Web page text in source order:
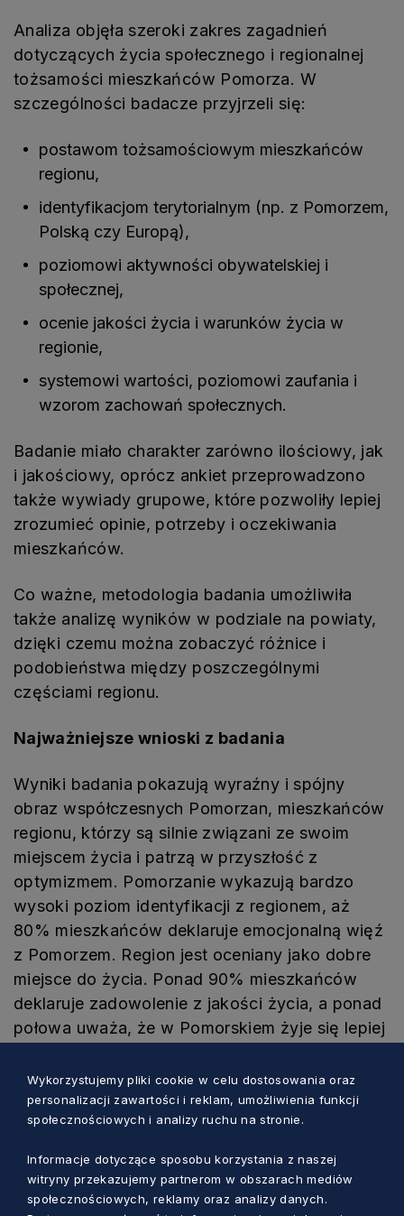
Analiza objęła szeroki zakres zagadnień
dotyczących życia społecznego i regionalnej
tożsamości mieszkańców Pomorza. W
szczególności badacze przyjrzeli się:
postawom tożsamościowym mieszkańców
regionu,
identyfikacjom terytorialnym (np. z Pomorzem,
Polską czy Europą),
poziomowi aktywności obywatelskiej i
społecznej,
ocenie jakości życia i warunków życia w
regionie,
systemowi wartości, poziomowi zaufania i
wzorom zachowań społecznych.
Badanie miało charakter zarówno ilościowy, jak
i jakościowy, oprócz ankiet przeprowadzono
także wywiady grupowe, które pozwoliły lepiej
zrozumieć opinie, potrzeby i oczekiwania
mieszkańców.
Co ważne, metodologia badania umożliwiła
także analizę wyników w podziale na powiaty,
dzięki czemu można zobaczyć różnice i
podobieństwa między poszczególnymi
częściami regionu.
Najważniejsze wnioski z badania
Wyniki badania pokazują wyraźny i spójny
obraz współczesnych Pomorzan, mieszkańców
regionu, którzy są silnie związani ze swoim
miejscem życia i patrzą w przyszłość z
optymizmem. Pomorzanie wykazują bardzo
wysoki poziom identyfikacji z regionem, aż
80% mieszkańców deklaruje emocjonalną więź
z Pomorzem. Region jest oceniany jako dobre
miejsce do życia. Ponad 90% mieszkańców
deklaruje zadowolenie z jakości życia, a ponad
połowa uważa, że w Pomorskiem żyje się lepiej
mieszkańców czuje dumę z bycia
Pomorzaninem, 78% respondentów deklaruje
takie odczucie.
Respondenci najczęściej opisują mieszkańców
regionu jako osoby:
Wykorzystujemy pliki cookie w celu dostosowania oraz
personalizacji zawartości i reklam, umożliwienia funkcji
społecznościowych i analizy ruchu na stronie.
Informacje dotyczące sposobu korzystania z naszej
witryny przekazujemy partnerom w obszarach mediów
społecznościowych, reklamy oraz analizy danych.